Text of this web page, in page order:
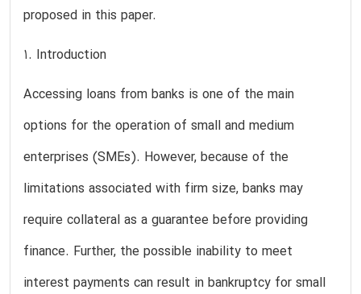
proposed in this paper.
1. Introduction
Accessing loans from banks is one of the main
options for the operation of small and medium
enterprises (SMEs). However, because of the
limitations associated with firm size, banks may
require collateral as a guarantee before providing
finance. Further, the possible inability to meet
interest payments can result in bankruptcy for small